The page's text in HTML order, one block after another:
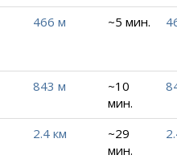
466 м ~5 мин.
843 м
~10
мин.
2.4 км
~29
мин.